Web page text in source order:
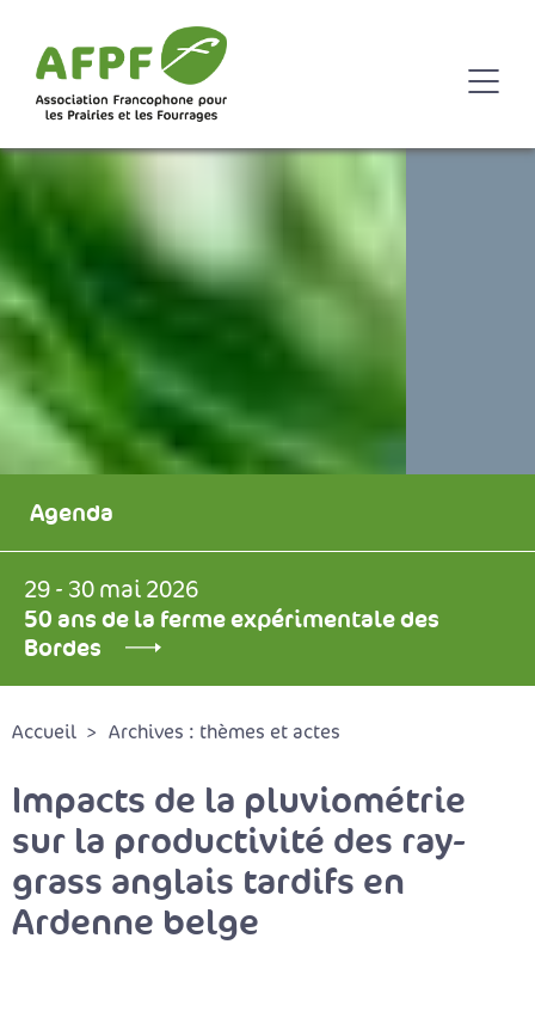
Agenda
29 - 30 mai 2026
50 ans de la ferme expérimentale des
Bordes
Accueil Archives : thèmes et actes
Impacts de la pluviométrie
sur la productivité des ray-
grass anglais tardifs en
Ardenne belge